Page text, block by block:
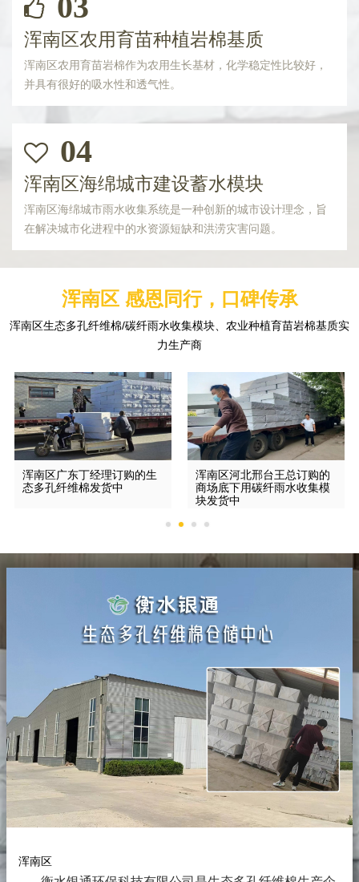
浑南区农用育苗种植岩棉基质
浑南区农用育苗岩棉作为农用生长基材，化学稳定性比较好，
并具有很好的吸水性和透气性。
04
浑南区海绵城市建设蓄水模块
浑南区海绵城市雨水收集系统是一种创新的城市设计理念，旨
在解决城市化进程中的水资源短缺和洪涝灾害问题。
浑南区 感恩同行，口碑传承
浑南区生态多孔纤维棉/碳纤雨水收集模块、农业种植育苗岩棉基质实
力生产商
浑南区广东丁经理订购的生
态多孔纤维棉发货中
浑南区河北邢台王总订购的
商场底下用碳纤雨水收集模
块发货中
浑南区